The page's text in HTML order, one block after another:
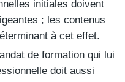
initiales doivent
; les contenus
à cet effet.
de formation qui lui
doit aussi